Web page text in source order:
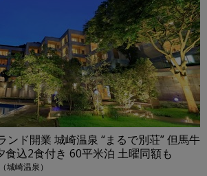
ンド開業 城崎温泉 “まるで別荘” 但馬牛
食込2食付き 60平米泊 土曜同額も
城崎温泉）